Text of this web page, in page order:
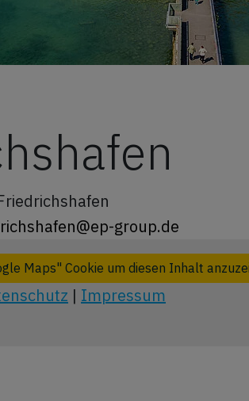
group.de
Maps" Cookie um diesen Inhalt
| Impressum